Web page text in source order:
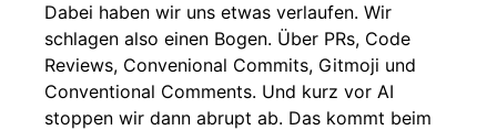
Dabei haben wir uns etwas verlaufen. Wir
schlagen also einen Bogen. Über PRs, Code
Reviews, Convenional Commits, Gitmoji und
Conventional Comments. Und kurz vor AI
stoppen wir dann abrupt ab. Das kommt beim